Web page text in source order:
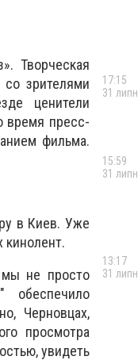
Творческая
зрителями
ценители
время пресс-
фильма.
в Киев. Уже
кинолент.
мы не просто
обеспечило
Черновцах,
просмотра
увидеть
17:15
31
15:59
31
13:17
31